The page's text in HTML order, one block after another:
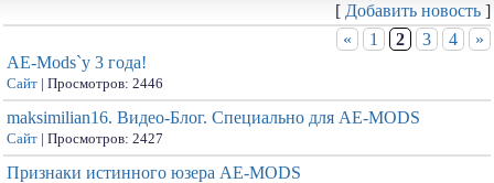
[ Добавить новость ]
«
1 2 3 4
»
AE-Mods`у 3 года!
Сайт | Просмотров: 2446
maksimilian16. Видео-Блог. Специально для АЕ-MODS
Сайт | Просмотров: 2427
Признаки истинного юзера AE-MODS